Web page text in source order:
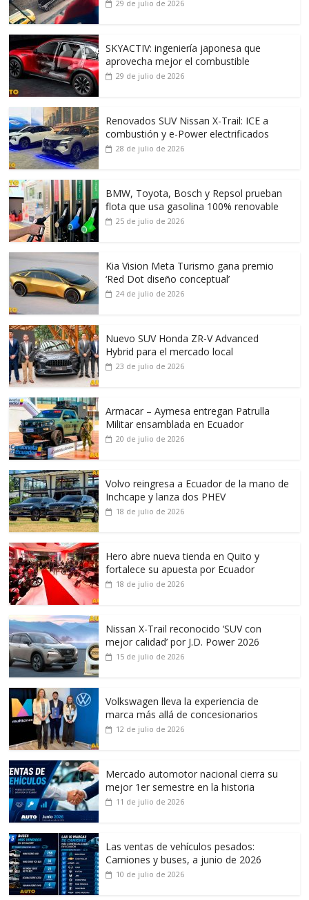
29 de julio de 2026
SKYACTIV: ingeniería japonesa que
aprovecha mejor el combustible
29 de julio de 2026
Renovados SUV Nissan X-Trail: ICE a
combustión y e-Power electrificados
28 de julio de 2026
BMW, Toyota, Bosch y Repsol prueban
flota que usa gasolina 100% renovable
25 de julio de 2026
Kia Vision Meta Turismo gana premio
‘Red Dot diseño conceptual’
24 de julio de 2026
Nuevo SUV Honda ZR-V Advanced
Hybrid para el mercado local
23 de julio de 2026
Armacar – Aymesa entregan Patrulla
Militar ensamblada en Ecuador
20 de julio de 2026
Volvo reingresa a Ecuador de la mano de
Inchcape y lanza dos PHEV
18 de julio de 2026
Hero abre nueva tienda en Quito y
fortalece su apuesta por Ecuador
18 de julio de 2026
Nissan X-Trail reconocido ‘SUV con
mejor calidad’ por J.D. Power 2026
15 de julio de 2026
Volkswagen lleva la experiencia de
marca más allá de concesionarios
12 de julio de 2026
Mercado automotor nacional cierra su
mejor 1er semestre en la historia
11 de julio de 2026
Las ventas de vehículos pesados:
Camiones y buses, a junio de 2026
10 de julio de 2026